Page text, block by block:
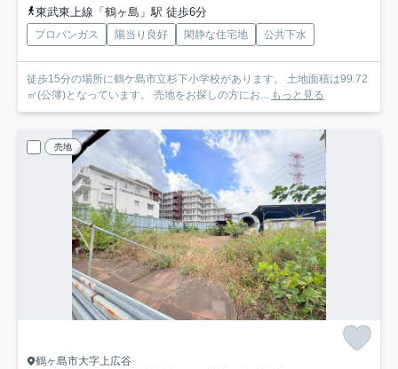
東武東上線「鶴ヶ島」駅 徒歩6分
プロパンガス 陽当り良好 閑静な住宅地 公共下水
徒歩15分の場所に鶴ケ島市立杉下小学校があります。 土地面積は99.72
㎡(公簿)となっています。 売地をお探しの方にお... もっと見る
売地
鶴ヶ島市大字上広谷